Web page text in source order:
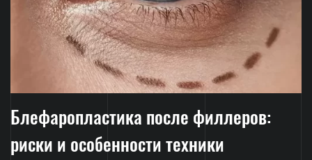
Блефаропластика после филлеров:
риски и особенности техники